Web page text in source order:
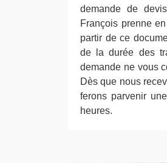
demande de
François prenne
partir de ce
de la durée des
demande ne vous
Dès que nous
ferons parvenir
heures.